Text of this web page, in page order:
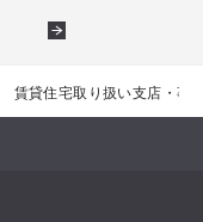
賃貸住宅取り扱い支店・事